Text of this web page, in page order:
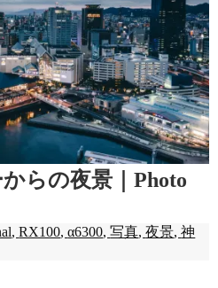
らの夜景｜Photo
,RX100,α6300,写真,夜景,神